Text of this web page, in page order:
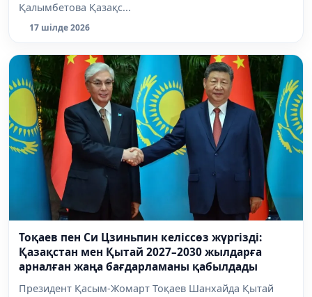
Қалымбетова Қазақс...
17 шілде 2026
Тоқаев пен Си Цзиньпин келіссөз жүргізді:
Қазақстан мен Қытай 2027–2030 жылдарға
арналған жаңа бағдарламаны қабылдады
Президент Қасым-Жомарт Тоқаев Шанхайда Қытай